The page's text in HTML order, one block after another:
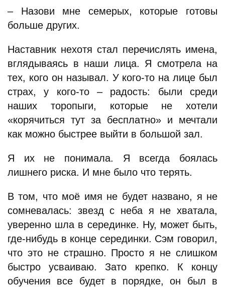
– Назови мне семерых, которые готовы
больше других.
Наставник нехотя стал перечислять имена,
вглядываясь в наши лица. Я смотрела на
тех, кого он называл. У кого-то на лице был
страх, у кого-то – радость: были среди
наших торопыги, которые не хотели
«корячиться тут за бесплатно» и мечтали
как можно быстрее выйти в большой зал.
Я их не понимала. Я всегда боялась
лишнего риска. И мне было что терять.
В том, что моё имя не будет названо, я не
сомневалась: звезд с неба я не хватала,
уверенно шла в серединке. Ну, может быть,
где-нибудь в конце серединки. Сэм говорил,
что это не страшно. Просто я не слишком
быстро усваиваю. Зато крепко. К концу
обучения все будет в порядке, он был в